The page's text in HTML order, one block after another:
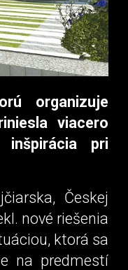
organizuje
viacero
pri
Českej
nové riešenia
ktorá sa
na predmestí